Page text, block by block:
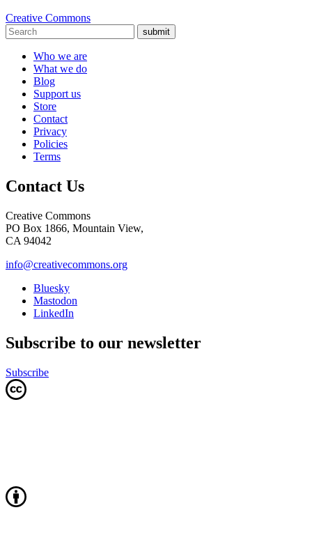
Creative Commons
submit
Who we are
What we do
Blog
Support us
Store
Contact
Privacy
Policies
Terms
Contact Us
Creative Commons
PO Box 1866, Mountain View,
CA 94042
info@creativecommons.org
Bluesky
Mastodon
LinkedIn
Subscribe to our newsletter
Subscribe